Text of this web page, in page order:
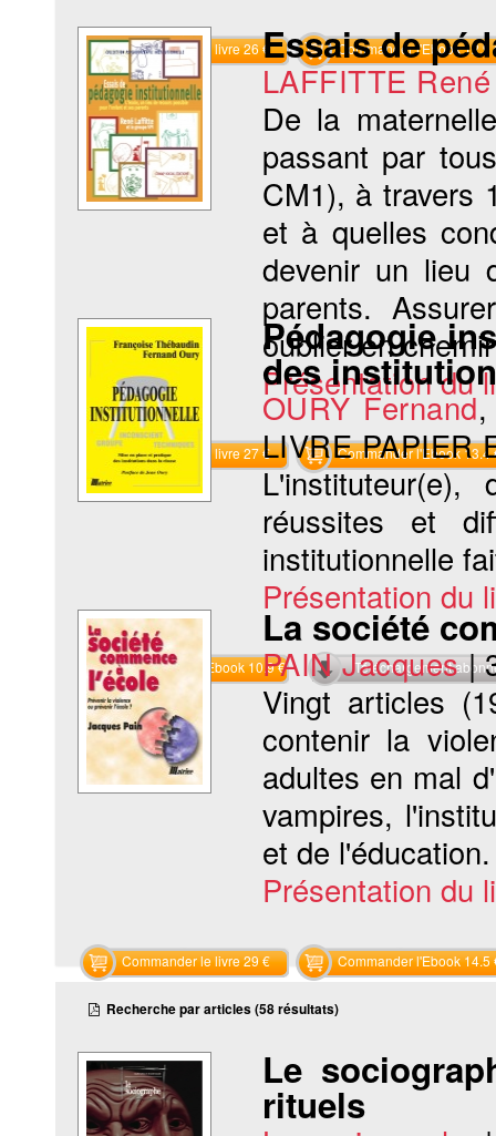
Commander le livre 26 € Commander l'Ebook 12.9
Essais de
LAFFITTE René
De la
passant par
CM1), à travers
et à quelles
devenir un lieu
parents.
oublier en
Présentation du
Commander le livre 27 € Commander l'Ebook 13.4
Pédagogie
des
OURY Fernand
LIVRE PAPIER
réussites et
institutionnelle
Présentation du
Commander l'Ebook 10.9 € Téléchargement
La société
PAIN Jacques |
Vingt articles
contenir la
adultes en mal
vampires,
et de
Présentation du
Commander le livre 29 € Commander l'Ebook 14.5
Recherche par articles (58 résultats)
Le
rituels